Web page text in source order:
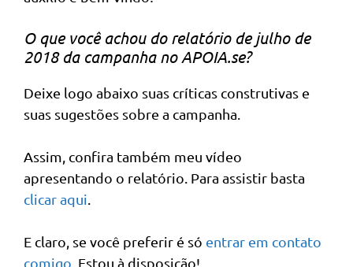
O que você achou do relatório de julho de
2018 da campanha no APOIA.se?
Deixe logo abaixo suas críticas construtivas e
suas sugestões sobre a campanha.
Assim, confira também meu vídeo
apresentando o relatório. Para assistir basta
clicar aqui
E claro, se você preferir é só entrar em contato
comigo . Estou à disposição!